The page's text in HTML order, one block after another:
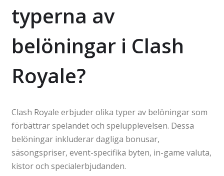
typerna av
belöningar i Clash
Royale?
Clash Royale erbjuder olika typer av belöningar som
förbättrar spelandet och spelupplevelsen. Dessa
belöningar inkluderar dagliga bonusar,
säsongspriser, event-specifika byten, in-game valuta,
kistor och specialerbjudanden.